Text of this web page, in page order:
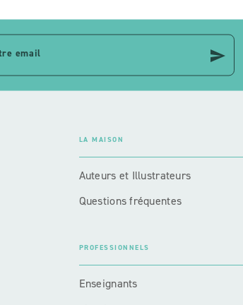
email send
LA MAISON
Auteurs et Illustrateurs
Questions fréquentes
PROFESSIONNELS
Enseignants